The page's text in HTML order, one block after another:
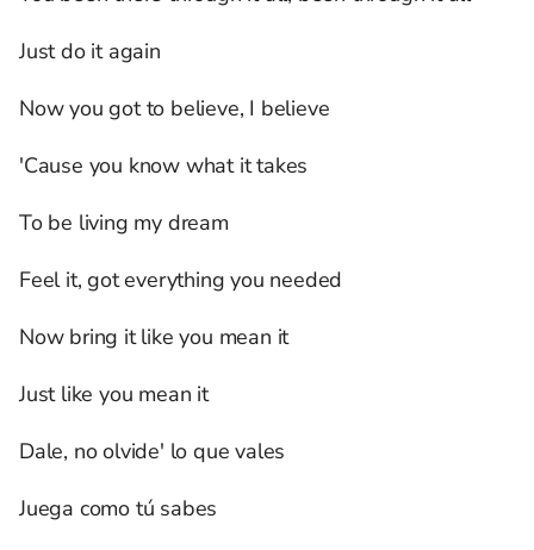
Just do it again
Now you got to believe, I believe
'Cause you know what it takes
To be living my dream
Feel it, got everything you needed
Now bring it like you mean it
Just like you mean it
Dale, no olvide' lo que vales
Juega como tú sabes